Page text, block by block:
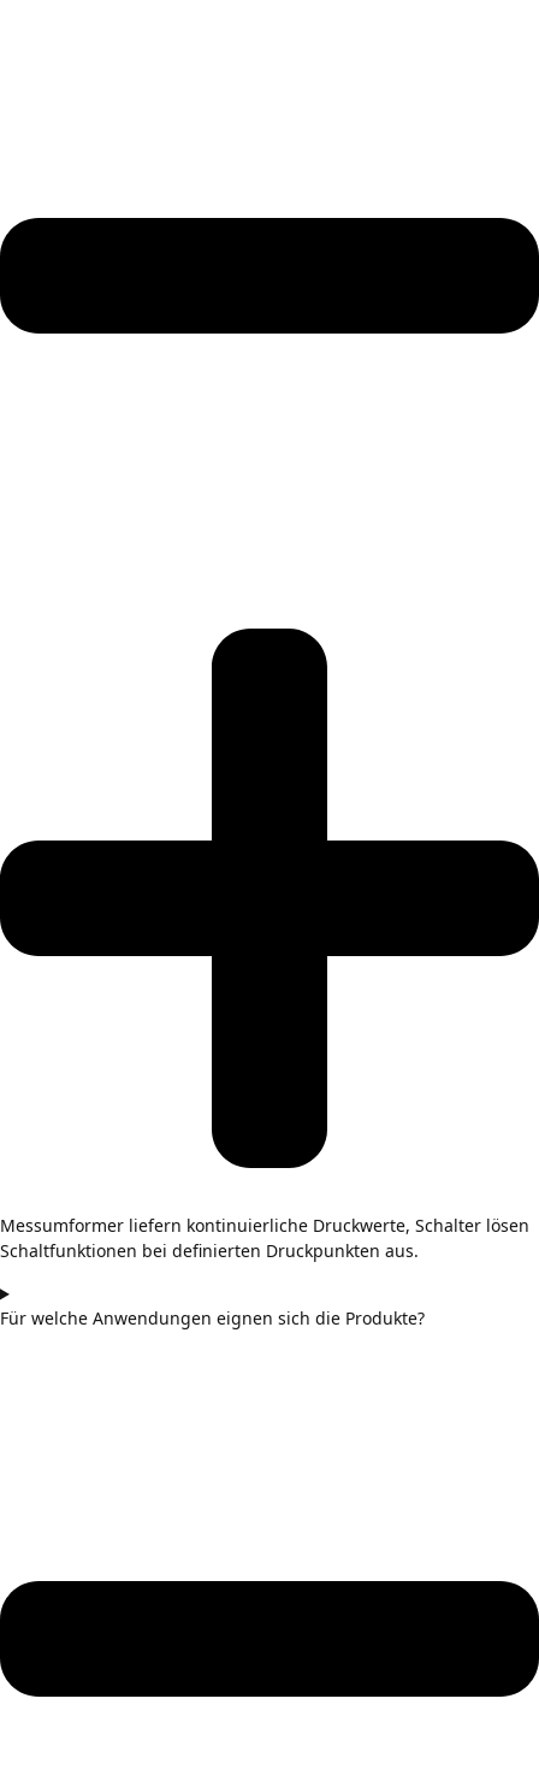
Messumformer liefern kontinuierliche Druckwerte, Schalter lösen
Schaltfunktionen bei definierten Druckpunkten aus.
Für welche Anwendungen eignen sich die Produkte?